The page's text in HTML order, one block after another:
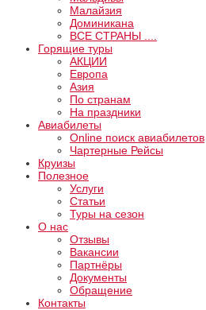
Малайзия
Доминикана
ВCE СТРАНЫ ....
Горящие туры
АКЦИИ
Европа
Азия
По странам
На праздники
Авиабилеты
Online поиск авиабилетов
Чартерные Рейсы
Круизы
Полезное
Услуги
Статьи
Туры на сезон
О нас
Отзывы
Вакансии
Партнёры
Документы
Обращение
Контакты